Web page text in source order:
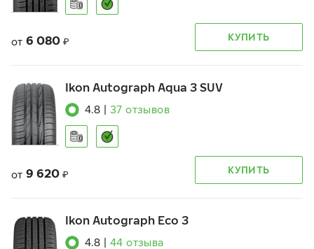
от 6 080 ₽ КУПИТЬ
Ikon Autograph Aqua 3 SUV
4.8 37 отзывов
от 9 620 ₽ КУПИТЬ
Ikon Autograph Eco 3
4.8 44 отзыва